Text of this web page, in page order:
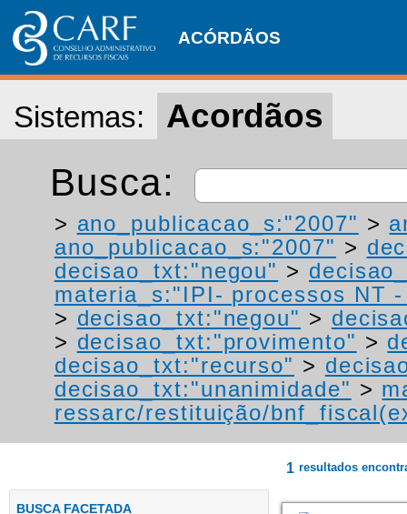
ACÓRDÃOS
Sistemas: Acordãos
Busca:
> ano_publicacao_s:"2007" >
ano_publicacao_s:"2007" >
decisao_txt:"negou" >
materia_s:"IPI- processos NT
> decisao_txt:"negou" >
> decisao_txt:"provimento" >
decisao_txt:"recurso" >
decisao_txt:"unanimidade" >
ressarc/restituição/
BUSCA FACETADA
1 resultados